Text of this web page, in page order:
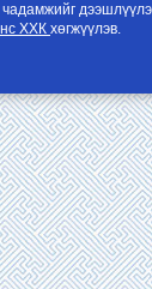
ХХК хөгжүүлэв.